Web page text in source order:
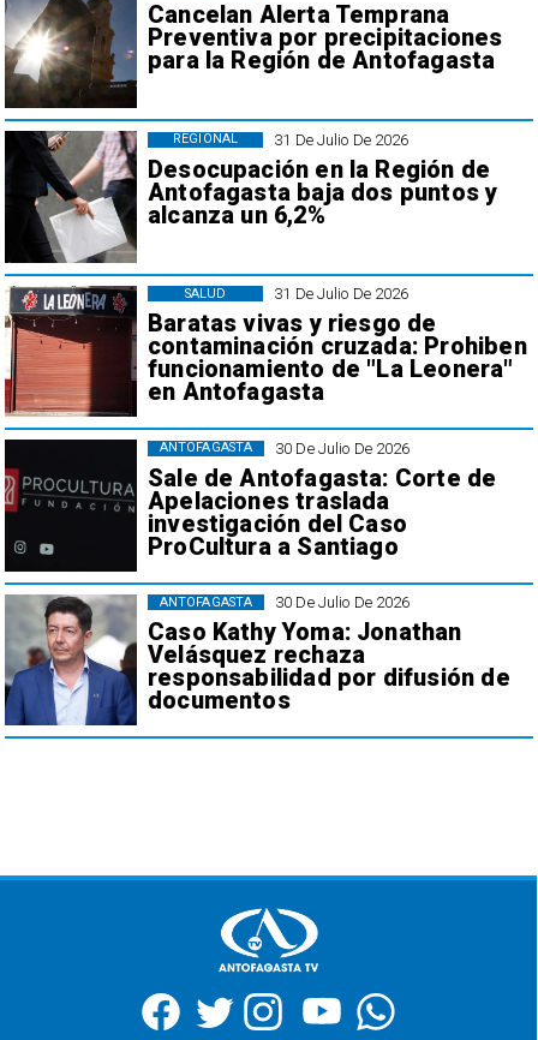
Cancelan Alerta Temprana
Preventiva por precipitaciones
para la Región de Antofagasta
31 De Julio De 2026
Desocupación en la Región de
Antofagasta baja dos puntos y
alcanza un 6,2%
REGIONAL
31 De Julio De 2026
Baratas vivas y riesgo de
contaminación cruzada: Prohiben
funcionamiento de "La Leonera"
en Antofagasta
SALUD
30 De Julio De 2026
Sale de Antofagasta: Corte de
Apelaciones traslada
investigación del Caso
ProCultura a Santiago
ANTOFAGASTA
30 De Julio De 2026
Caso Kathy Yoma: Jonathan
Velásquez rechaza
responsabilidad por difusión de
documentos
ANTOFAGASTA